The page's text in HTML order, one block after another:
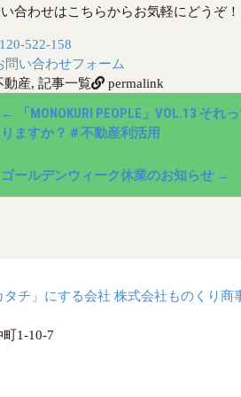
合わせはこちらからお気軽にどうぞ！
522-158
問い合わせフォーム
動産, 記事一覧 permalink
←
「MONOKURI PEOPLE」VOL.13 それ
りますか？＃不動産利活用
ゴールデンウィーク休業のお知らせ →
1-10-7